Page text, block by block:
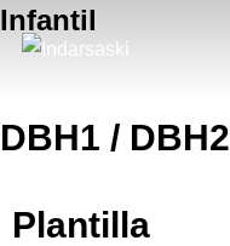
Infantil
DBH1 / DBH2
Plantilla